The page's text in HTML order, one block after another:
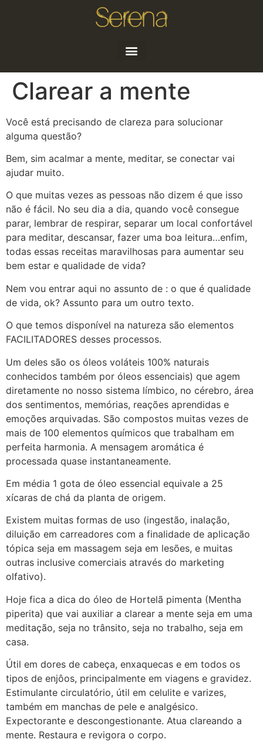
Clarear a mente
Você está precisando de clareza para solucionar
alguma questão?
Bem, sim acalmar a mente, meditar, se conectar vai
ajudar muito.
O que muitas vezes as pessoas não dizem é que isso
não é fácil. No seu dia a dia, quando você consegue
parar, lembrar de respirar, separar um local confortável
para meditar, descansar, fazer uma boa leitura…enfim,
todas essas receitas maravilhosas para aumentar seu
bem estar e qualidade de vida?
Nem vou entrar aqui no assunto de : o que é qualidade
de vida, ok? Assunto para um outro texto.
O que temos disponível na natureza são elementos
FACILITADORES desses processos.
Um deles são os óleos voláteis 100% naturais
conhecidos também por óleos essenciais) que agem
diretamente no nosso sistema límbico, no cérebro, área
dos sentimentos, memórias, reações aprendidas e
emoções arquivadas. São compostos muitas vezes de
mais de 100 elementos químicos que trabalham em
perfeita harmonia. A mensagem aromática é
processada quase instantaneamente.
Em média 1 gota de óleo essencial equivale a 25
xícaras de chá da planta de origem.
Existem muitas formas de uso (ingestão, inalação,
diluição em carreadores com a finalidade de aplicação
tópica seja em massagem seja em lesões, e muitas
outras inclusive comerciais através do marketing
olfativo).
Hoje fica a dica do óleo de Hortelã pimenta (Mentha
piperita) que vai auxiliar a clarear a mente seja em uma
meditação, seja no trânsito, seja no trabalho, seja em
casa.
Útil em dores de cabeça, enxaquecas e em todos os
tipos de enjôos, principalmente em viagens e gravidez.
Estimulante circulatório, útil em celulite e varizes,
também em manchas de pele e analgésico.
Expectorante e descongestionante. Atua clareando a
mente. Restaura e revigora o corpo.